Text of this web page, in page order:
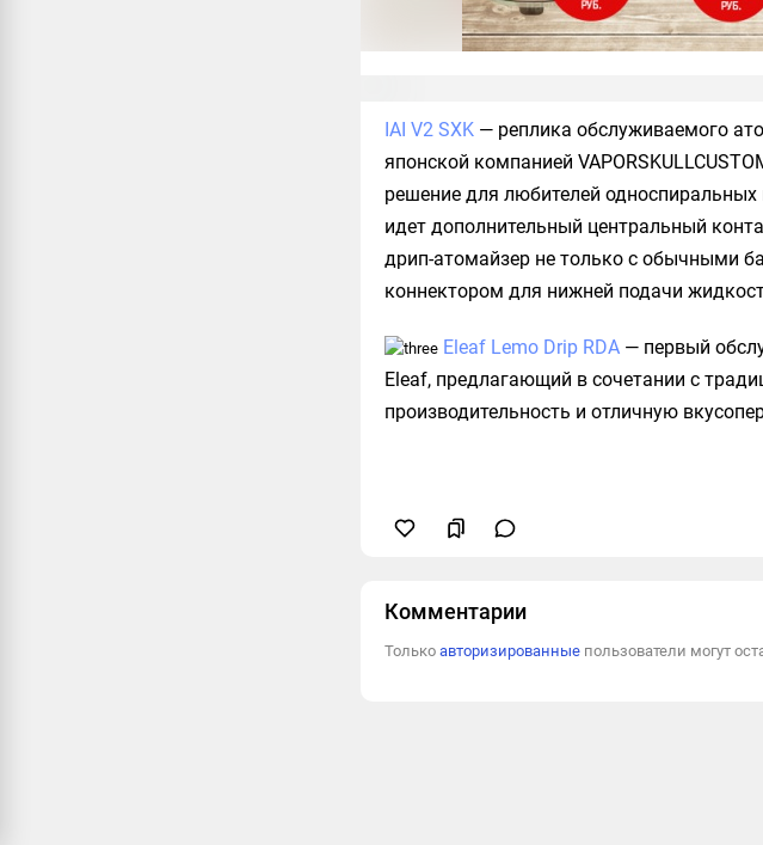
IAI V2 SXK — реплика обслуживаемого
японской компанией
решение для любителей
идет дополнительный центральный
дрип-атомайзер не только с обычными
коннектором для нижней подачи
Eleaf Lemo Drip RDA — первый
Eleaf, предлагающий в сочетании с
производительность и отличную
Комментарии
Только авторизированные пользователи могут